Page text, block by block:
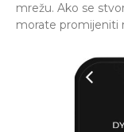
mrežu. Ako se
morate promijeniti